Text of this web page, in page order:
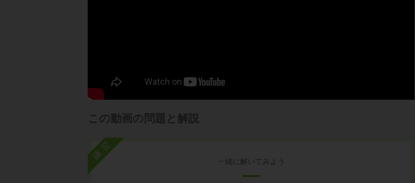
この動画の問題と解説
練習 一緒に解いてみよう